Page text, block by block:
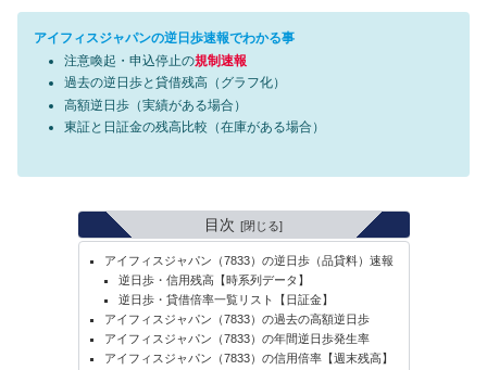
アイフィスジャパンの逆日歩速報でわかる事
注意喚起・申込停止の規制速報
過去の逆日歩と貸借残高（グラフ化）
高額逆日歩（実績がある場合）
東証と日証金の残高比較（在庫がある場合）
目次
アイフィスジャパン（7833）の逆日歩（品貸料）速報
逆日歩・信用残高【時系列データ】
逆日歩・貸借倍率一覧リスト【日証金】
アイフィスジャパン（7833）の過去の高額逆日歩
アイフィスジャパン（7833）の年間逆日歩発生率
アイフィスジャパン（7833）の信用倍率【週末残高】